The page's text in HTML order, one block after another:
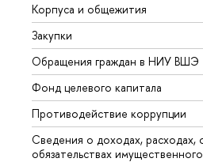
Корпуса и общежития
Закупки
Обращения граждан в НИУ ВШЭ
Фонд целевого капитала
Противодействие коррупции
Сведения о доходах, расходах,
обязательствах